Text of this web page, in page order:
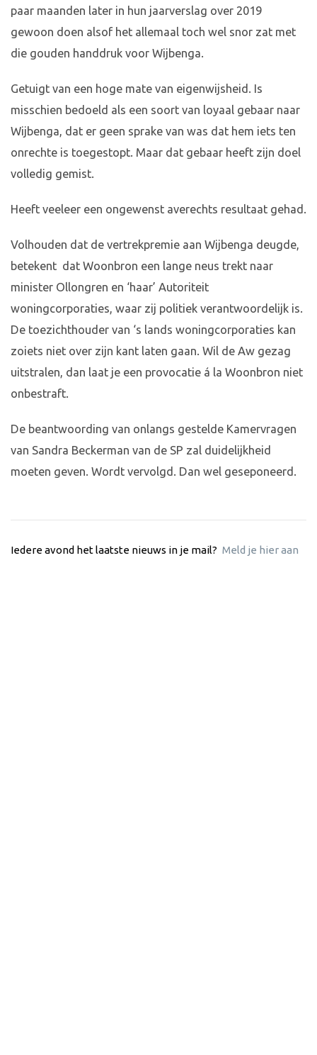
paar maanden later in hun jaarverslag over 2019
gewoon doen alsof het allemaal toch wel snor zat met
die gouden handdruk voor Wijbenga.
Getuigt van een hoge mate van eigenwijsheid. Is
misschien bedoeld als een soort van loyaal gebaar naar
Wijbenga, dat er geen sprake van was dat hem iets ten
onrechte is toegestopt. Maar dat gebaar heeft zijn doel
volledig gemist.
Heeft veeleer een ongewenst averechts resultaat gehad.
Volhouden dat de vertrekpremie aan Wijbenga deugde,
betekent dat Woonbron een lange neus trekt naar
minister Ollongren en ‘haar’ Autoriteit
woningcorporaties, waar zij politiek verantwoordelijk is.
De toezichthouder van ‘s lands woningcorporaties kan
zoiets niet over zijn kant laten gaan. Wil de Aw gezag
uitstralen, dan laat je een provocatie á la Woonbron niet
onbestraft.
De beantwoording van onlangs gestelde Kamervragen
van Sandra Beckerman van de SP zal duidelijkheid
moeten geven. Wordt vervolgd. Dan wel geseponeerd.
Iedere avond het laatste nieuws in je mail? Meld je hier aan